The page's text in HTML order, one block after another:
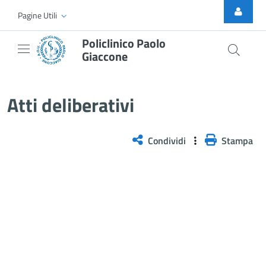
Skip to Main Content
Pagine Utili
Policlinico Paolo
Giaccone
Atti deliberativi
Condividi Stampa